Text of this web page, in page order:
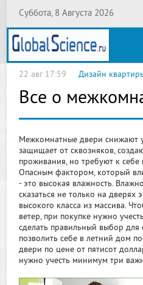
Суббота, 8 Августа 2026
22 авг 17:59 Дизайн
Все о
Межкомнатные двери снижают
защищает от сквозняков,
проживания, но требуют к себе
Опасным фактором, который
- это высокая влажность.
сказаться не только на дверях
высокого класса из массива.
ветер, при покупке нужно
сделать правильный выбор
позволить себе в летний дом
двери по цене от пятисот
нужно учесть минимум три